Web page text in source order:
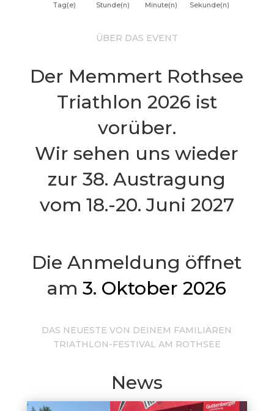
Tag(e) Stunde(n) Minute(n) Sekunde(n)
ÜBER DAS EVENT
Der Memmert Rothsee
Triathlon 2026 ist
vorüber.
Wir sehen uns wieder
zur 38. Austragung
vom 18.-20. Juni 2027
Die Anmeldung öffnet
am3. Oktober 2026
DAS NEUESTE VON DEINEM FAMILIÄREN
TRIATHLON-FESTIVAL AM ROTHSEE
News